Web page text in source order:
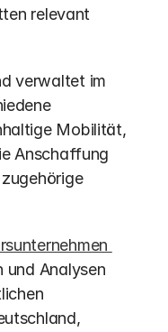
relevant
verwaltet im
Mobilität,
Anschaffung
und Analysen